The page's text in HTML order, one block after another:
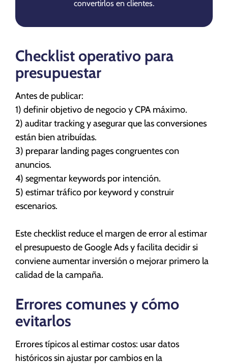
convertirlos en clientes.
Checklist operativo para
presupuestar
Antes de publicar:
1) definir objetivo de negocio y CPA máximo.
2) auditar tracking y asegurar que las conversiones
están bien atribuídas.
3) preparar landing pages congruentes con
anuncios.
4) segmentar keywords por intención.
5) estimar tráfico por keyword y construir
escenarios.
Este checklist reduce el margen de error al estimar
el presupuesto de Google Ads y facilita decidir si
conviene aumentar inversión o mejorar primero la
calidad de la campaña.
Errores comunes y cómo
evitarlos
Errores típicos al estimar costos: usar datos
históricos sin ajustar por cambios en la